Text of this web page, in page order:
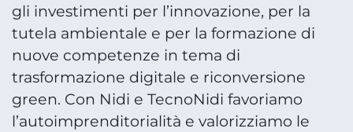
gli investimenti per l’innovazione, per la
tutela ambientale e per la formazione di
nuove competenze in tema di
trasformazione digitale e riconversione
green. Con Nidi e TecnoNidi favoriamo
l’autoimprenditorialità e valorizziamo le